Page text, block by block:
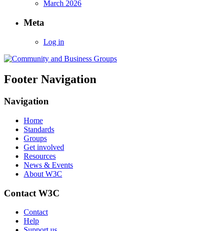
March 2026
Meta
Log in
Footer Navigation
Navigation
Home
Standards
Groups
Get involved
Resources
News & Events
About W3C
Contact W3C
Contact
Help